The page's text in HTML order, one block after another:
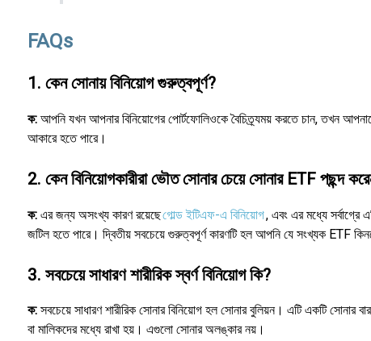
FAQs
1. কেন সোনায় বিনিয়োগ গুরুত্বপূর্ণ?
ক:আপনি যখন আপনার বিনিয়োগের পোর্টফোলিওকে বৈচিত্র্যময় করতে চান, তখন
আকারে হতে পারে।
2. কেন বিনিয়োগকারীরা ভৌত সোনার চেয়ে সোনার ETF পছন্দ
ক:এর জন্য অসংখ্য কারণ রয়েছেগোল্ড ইটিএফ-এ বিনিয়োগ, এবং এর মধ্যে সর্বাগ্রে
জটিল হতে পারে। দ্বিতীয় সবচেয়ে গুরুত্বপূর্ণ কারণটি হল আপনি যে সংখ্যক ETF
3. সবচেয়ে সাধারণ শারীরিক স্বর্ণ বিনিয়োগ কি?
ক:সবচেয়ে সাধারণ শারীরিক সোনার বিনিয়োগ হল সোনার বুলিয়ন। এটি একটি সোনার
বা মালিকদের মধ্যে রাখা হয়। এগুলো সোনার অলঙ্কার নয়।